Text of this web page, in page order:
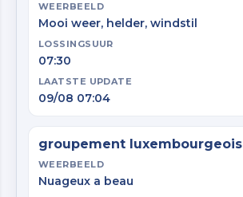
WEERBEELD
Mooi weer, helder, windstil
LOSSINGSUUR
07:30
LAATSTE UPDATE
09/08 07:04
groupement luxembourgeois
WEERBEELD
Nuageux a beau